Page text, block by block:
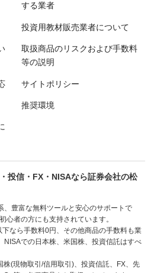
する業者
投資用教材販売業者について
取扱商品のリスクおよび手数料
等の説明
サイトポリシー
推奨環境
投信・FX・NISAなら証券会社の松
、豊富な無料ツールと安心のサポートで
心者の方にも支持されています。
なら手数料0円、その他商品の手数料も業
NISAでの日本株、米国株、投資信託はすべ
株(現物取引/信用取引)、投資信託、FX、先